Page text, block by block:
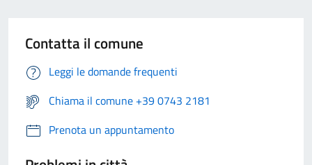
Contatta il comune
Leggi le domande frequenti
Chiama il comune +39 0743 2181
Prenota un appuntamento